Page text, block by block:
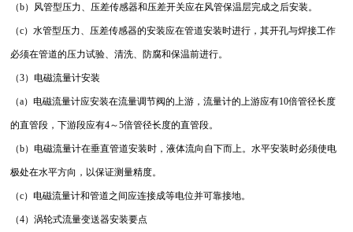
（b）风管型压力、压差传感器和压差开关应在风管保温层完成之后安装。
（c）水管型压力、压差传感器的安装应在管道安装时进行，其开孔与焊接工作
必须在管道的压力试验、清洗、防腐和保温前进行。
（3）电磁流量计安装
（a）电磁流量计应安装在流量调节阀的上游，流量计的上游应有10倍管径长度
的直管段，下游段应有4～5倍管径长度的直管段。
（b）电磁流量计在垂直管道安装时，液体流向自下而上。水平安装时必须使电
极处在水平方向，以保证测量精度。
（c）电磁流量计和管道之间应连接成等电位并可靠接地。
（4）涡轮式流量变送器安装要点